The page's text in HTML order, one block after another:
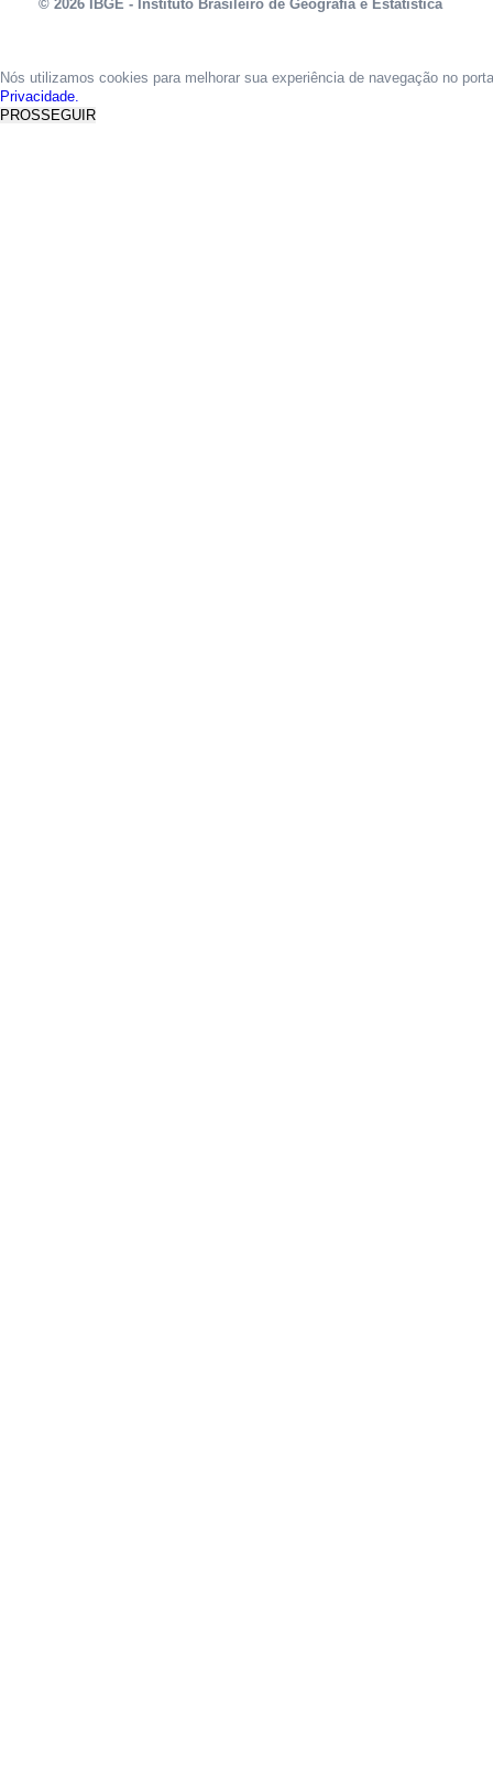
© 2026 IBGE - Instituto Brasileiro de Geografia e Estatística
Nós utilizamos cookies para melhorar sua experiência de navegação no
Privacidade.
PROSSEGUIR